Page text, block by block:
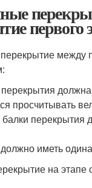
первого
между
перекрытия
просчитывать
перекрытия
иметь
на этапе